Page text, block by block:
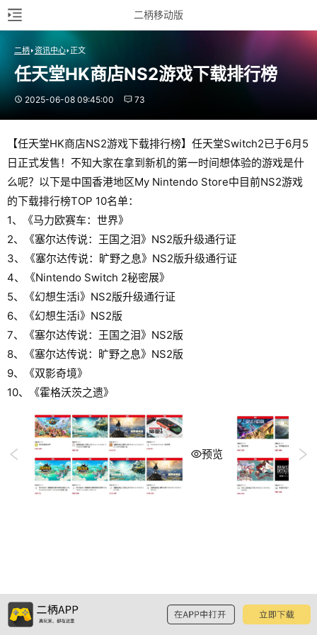
二柄移动版
二柄 资讯中心 正文
任天堂HK商店NS2游戏下载排行榜
2025-06-08 09:45:00 73
【任天堂HK商店NS2游戏下载排行榜】任天堂Switch2已于6月5
日正式发售！不知大家在拿到新机的第一时间想体验的游戏是什
么呢？以下是中国香港地区My Nintendo Store中目前NS2游戏
的下载排行榜TOP 10名单：
1、《马力欧赛车：世界》
2、《塞尔达传说：王国之泪》NS2版升级通行证
3、《塞尔达传说：旷野之息》NS2版升级通行证
4、《Nintendo Switch 2秘密展》
5、《幻想生活i》NS2版升级通行证
6、《幻想生活i》NS2版
7、《塞尔达传说：王国之泪》NS2版
8、《塞尔达传说：旷野之息》NS2版
9、《双影奇境》
10、《霍格沃茨之遗》
预览